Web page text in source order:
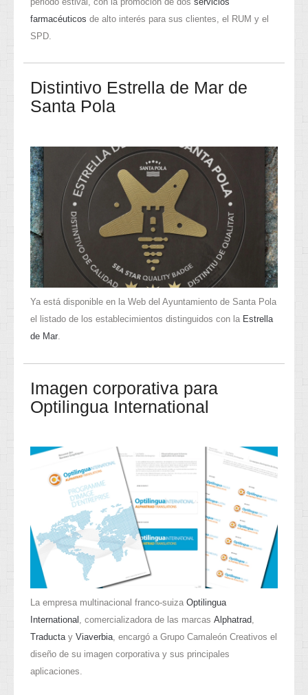
periodo estival, con la promoción de dos servicios
farmacéuticos de alto interés para sus clientes, el RUM y el
SPD.
Distintivo Estrella de Mar de
Santa Pola
Ya está disponible en la Web del Ayuntamiento de Santa Pola
el listado de los establecimientos distinguidos con la Estrella
de Mar.
Imagen corporativa para
Optilingua International
La empresa multinacional franco-suiza Optilingua
International , comercializadora de las marcas Alphatrad,
Traductay Viaverbia, encargó a Grupo Camaleón Creativos el
diseño de su imagen corporativa y sus principales
aplicaciones.